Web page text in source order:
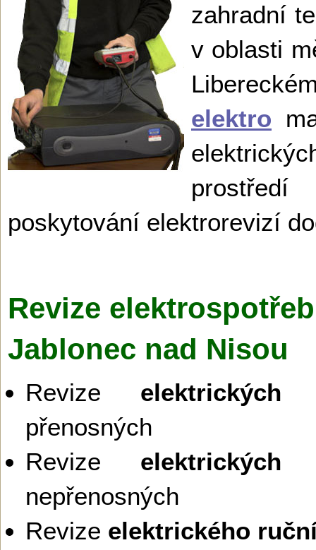
zahradní
v oblasti
elektro
poskytování elektrorevizí
Revize
Jablonec nad Nisou
Revize elektrických
přenosných
Revize elektrických
nepřenosných
Revize elektrického